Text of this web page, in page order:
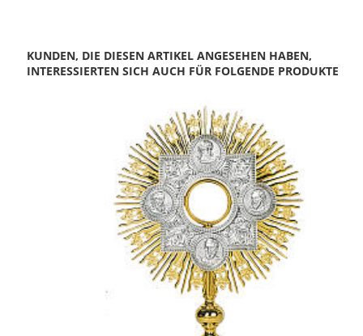
KUNDEN, DIE DIESEN ARTIKEL ANGESEHEN HABEN,
INTERESSIERTEN SICH AUCH FÜR FOLGENDE PRODUKTE